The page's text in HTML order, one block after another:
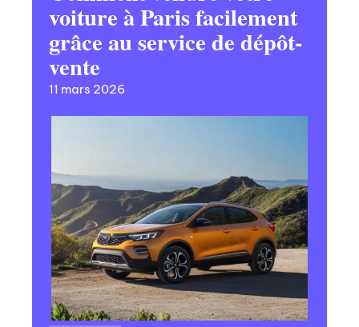
voiture à Paris facilement
grâce au service de dépôt-
vente
11 mars 2026